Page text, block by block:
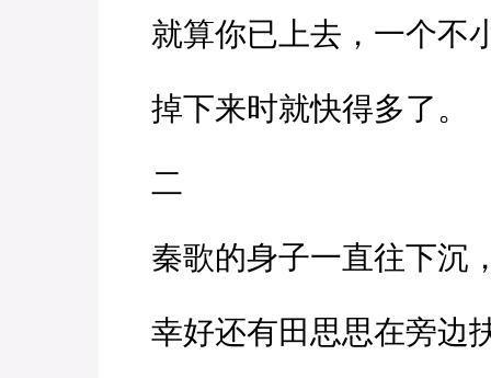
就算你已上去，一个不
掉下来时就快得多了。
二
秦歌的身子一直往下沉
幸好还有田思思在旁边